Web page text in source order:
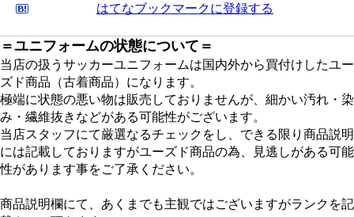
はてなブックマークに登録する
＝ユニフォームの状態について＝
当店の扱うサッカーユニフォームは国内外から買付けしたユー
ズド商品（古着商品）になります。
極端に状態の悪い物は販売しておりませんが、細かい汚れ・染
み・繊維抜きなどがある可能性がございます。
当店スタッフにて厳選なるチェックをし、できる限り商品説明
には記載しておりますがユーズド商品の為、見逃しがある可能
性があります事をご了承ください。
商品説明欄にて、あくまでも主観ではございますがランクを記